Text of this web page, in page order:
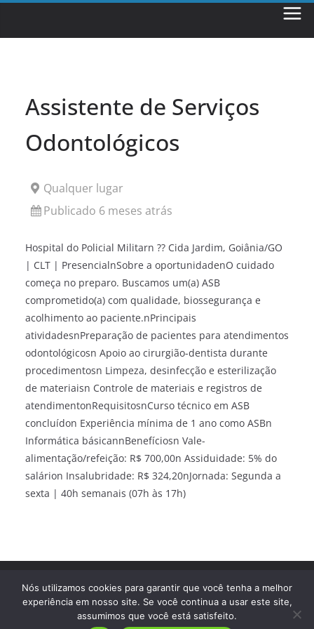
Assistente de Serviços
Odontológicos
Qualquer lugar
Publicado 6 meses atrás
Hospital do Policial Militarn ?? Cida Jardim, Goiânia/GO
| CLT | PresencialnSobre a oportunidadenO cuidado
começa no preparo. Buscamos um(a) ASB
comprometido(a) com qualidade, biossegurança e
acolhimento ao paciente.nPrincipais
atividadesnPreparação de pacientes para atendimentos
odontológicosn Apoio ao cirurgião-dentista durante
procedimentosn Limpeza, desinfecção e esterilização
de materiaisn Controle de materiais e registros de
atendimentonRequisitosnCurso técnico em ASB
concluídon Experiência mínima de 1 ano como ASBn
Informática básicannBenefíciosn Vale-
alimentação/refeição: R$ 700,00n Assiduidade: 5% do
salárion Insalubridade: R$ 324,20nJornada: Segunda a
sexta | 40h semanais (07h às 17h)
reservados.
Nós utilizamos cookies para garantir que você tenha a melhor
experiência em nosso site. Se você continua a usar este site,
assumimos que você está satisfeito.